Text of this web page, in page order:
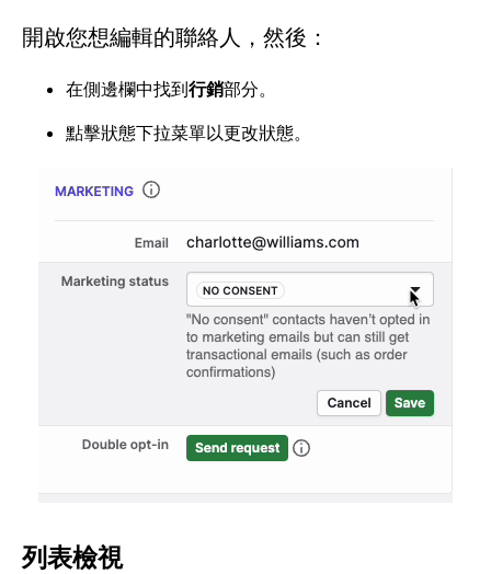
開啟您想編輯的聯絡人，然後：
在側邊欄中找到行銷部分。
點擊狀態下拉菜單以更改狀態。
列表檢視